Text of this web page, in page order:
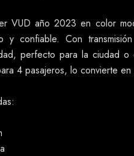
VUD año 2023 en color
y confiable. Con
perfecto para la ciudad
4 pasajeros, lo convierte